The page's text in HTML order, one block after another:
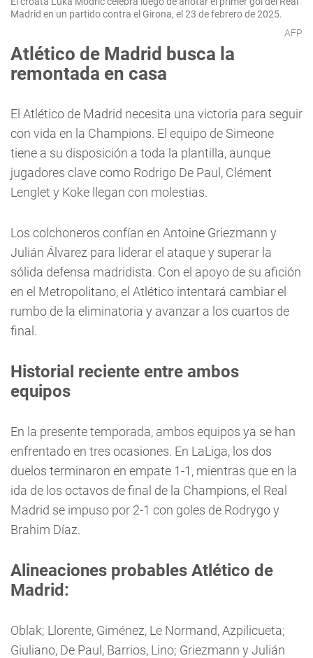
Madrid en un partido contra el Girona, el 23 de febrero de 2025.
AFP
Atlético de Madrid busca la
remontada en casa
El Atlético de Madrid necesita una victoria para seguir
con vida en la Champions. El equipo de Simeone
tiene a su disposición a toda la plantilla, aunque
jugadores clave como Rodrigo De Paul, Clément
Lenglet y Koke llegan con molestias.
Los colchoneros confían en Antoine Griezmann y
Julián Álvarez para liderar el ataque y superar la
sólida defensa madridista. Con el apoyo de su afición
en el Metropolitano, el Atlético intentará cambiar el
rumbo de la eliminatoria y avanzar a los cuartos de
final.
Historial reciente entre ambos
equipos
En la presente temporada, ambos equipos ya se han
enfrentado en tres ocasiones. En LaLiga, los dos
duelos terminaron en empate 1-1, mientras que en la
ida de los octavos de final de la Champions, el Real
Madrid se impuso por 2-1 con goles de Rodrygo y
Brahim Díaz.
Alineaciones probables Atlético de
Madrid:
Oblak; Llorente, Giménez, Le Normand, Azpilicueta;
Giuliano, De Paul, Barrios, Lino; Griezmann y Julián